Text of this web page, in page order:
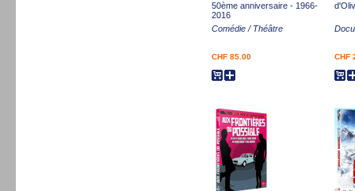
50ème anniversaire - 1966-
2016
Comédie / Théâtre
CHF 85.00 CHF